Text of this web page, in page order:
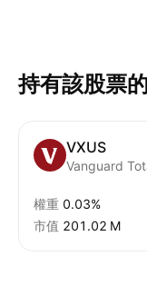
持有該股票
VXUS
權重 0.03%
市值 ‪201.02 M‬